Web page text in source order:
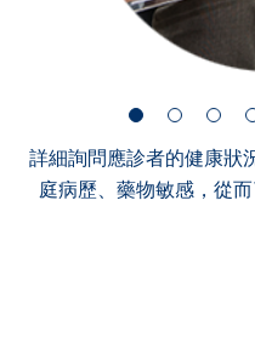
詳細詢問應診者的健康狀
庭病歷、藥物敏感，從